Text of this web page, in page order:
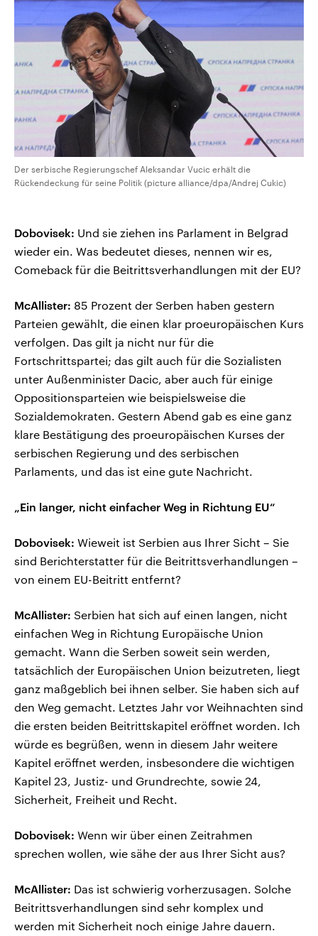
Der serbische Regierungschef Aleksandar Vucic erhält die
Rückendeckung für seine Politik (picture alliance/dpa/Andrej Cukic)
Dobovisek: Und sie ziehen ins Parlament in Belgrad
wieder ein. Was bedeutet dieses, nennen wir es,
Comeback für die Beitrittsverhandlungen mit der EU?
McAllister: 85 Prozent der Serben haben gestern
Parteien gewählt, die einen klar proeuropäischen Kurs
verfolgen. Das gilt ja nicht nur für die
Fortschrittspartei; das gilt auch für die Sozialisten
unter Außenminister Dacic, aber auch für einige
Oppositionsparteien wie beispielsweise die
Sozialdemokraten. Gestern Abend gab es eine ganz
klare Bestätigung des proeuropäischen Kurses der
serbischen Regierung und des serbischen
Parlaments, und das ist eine gute Nachricht.
„Ein langer, nicht einfacher Weg in Richtung EU“
Dobovisek: Wieweit ist Serbien aus Ihrer Sicht – Sie
sind Berichterstatter für die Beitrittsverhandlungen –
von einem EU-Beitritt entfernt?
McAllister: Serbien hat sich auf einen langen, nicht
einfachen Weg in Richtung Europäische Union
gemacht. Wann die Serben soweit sein werden,
tatsächlich der Europäischen Union beizutreten, liegt
ganz maßgeblich bei ihnen selber. Sie haben sich auf
den Weg gemacht. Letztes Jahr vor Weihnachten sind
die ersten beiden Beitrittskapitel eröffnet worden. Ich
würde es begrüßen, wenn in diesem Jahr weitere
Kapitel eröffnet werden, insbesondere die wichtigen
Kapitel 23, Justiz- und Grundrechte, sowie 24,
Sicherheit, Freiheit und Recht.
Dobovisek: Wenn wir über einen Zeitrahmen
sprechen wollen, wie sähe der aus Ihrer Sicht aus?
McAllister: Das ist schwierig vorherzusagen. Solche
Beitrittsverhandlungen sind sehr komplex und
werden mit Sicherheit noch einige Jahre dauern.